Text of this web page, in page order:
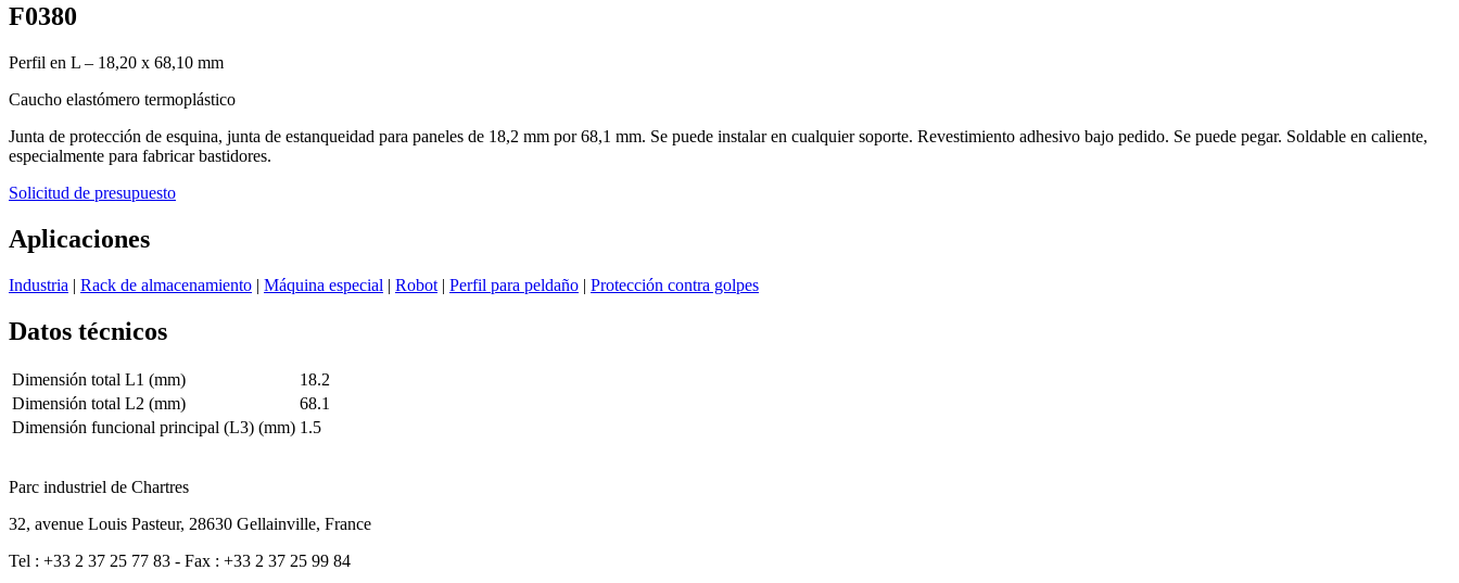
F0380
Perfil en L – 18,20 x 68,10 mm
Caucho elastómero termoplástico
Junta de protección de esquina, junta de estanqueidad para paneles de 18,2 mm por 68,1 mm. Se puede instalar en cualquier soporte. Revestimiento adhesivo bajo pedido. Se puede pegar. Soldable en caliente,
especialmente para fabricar bastidores.
Solicitud de presupuesto
Aplicaciones
Industria | Rack de almacenamiento | Máquina especial | Robot | Perfil para peldaño | Protección contra golpes
Datos técnicos
Dimensión total L1 (mm)
18.2
Dimensión total L2 (mm)
68.1
Dimensión funcional principal (L3) (mm) 1.5
Parc industriel de Chartres
32, avenue Louis Pasteur, 28630 Gellainville, France
Tel : +33 2 37 25 77 83 - Fax : +33 2 37 25 99 84